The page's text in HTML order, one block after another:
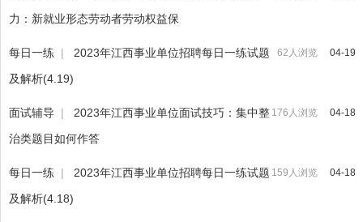
力：新就业形态劳动者劳动权益保
04-19
62人浏览
每日一练 |
2023年江西事业单位招聘每日一练试题
及解析(4.19)
04-18
176人浏览
面试辅导 |
2023年江西事业单位面试技巧：集中整
治类题目如何作答
04-18
159人浏览
每日一练 |
2023年江西事业单位招聘每日一练试题
及解析(4.18)